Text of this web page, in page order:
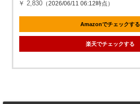
￥ 2,830 （2026/06/11 06:12時点）
Amazonでチェックする
楽天でチェックする